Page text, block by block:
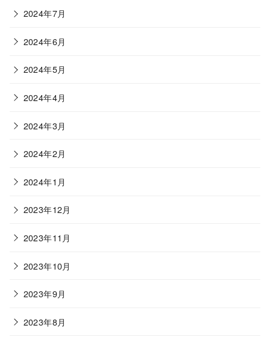
2024年7月
2024年6月
2024年5月
2024年4月
2024年3月
2024年2月
2024年1月
2023年12月
2023年11月
2023年10月
2023年9月
2023年8月